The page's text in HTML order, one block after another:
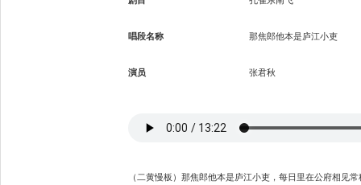
唱段名称 那焦郎他本是庐江小吏
演员 张君秋
（二黄慢板）那焦郎他本是庐江小吏，每日里在公府相见